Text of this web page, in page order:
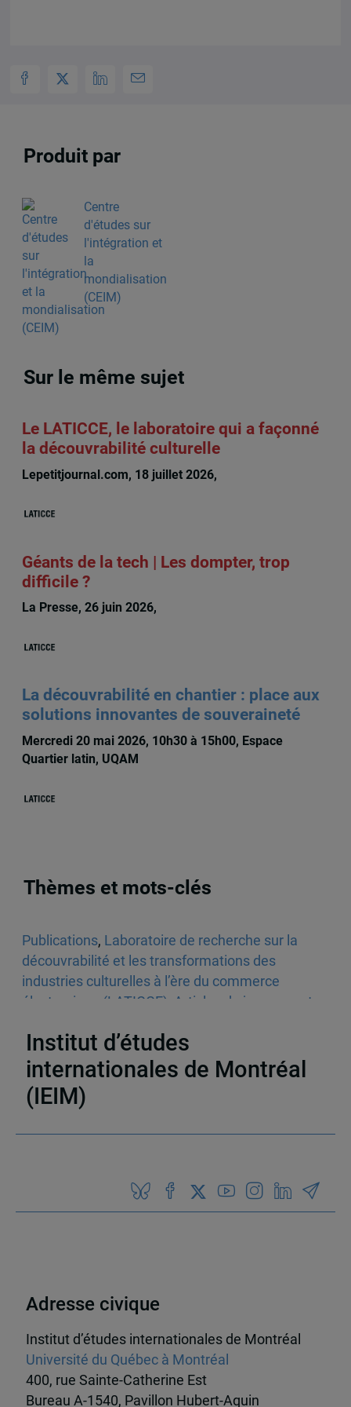
Produit par
Centre
d'études sur
l'intégration et
la
mondialisation
(CEIM)
Sur le même sujet
Le LATICCE, le laboratoire qui a façonné
la découvrabilité culturelle
Lepetitjournal.com, 18 juillet 2026,
Géants de la tech | Les dompter, trop
difficile ?
La Presse, 26 juin 2026,
La découvrabilité en chantier : place aux
solutions innovantes de souveraineté
Mercredi 20 mai 2026, 10h30 à 15h00, Espace
Quartier latin, UQAM
Thèmes et mots-clés
Publications, Laboratoire de recherche sur la
découvrabilité et les transformations des
industries culturelles à l’ère du commerce
électronique (LATICCE)
Articles de journaux et
Institut d’études
internationales de Montréal
(IEIM)
Adresse civique
Institut d’études internationales de Montréal
Université du Québec à Montréal
400, rue Sainte-Catherine Est
Bureau A-1540, Pavillon Hubert-Aquin